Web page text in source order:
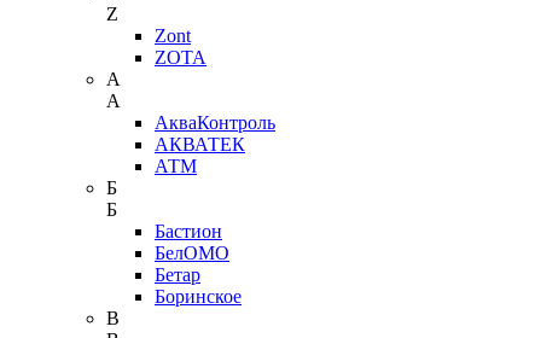
Z
Zont
ZOTA
А
А
АкваКонтроль
АКВАТЕК
АТМ
Б
Б
Бастион
БелОМО
Бетар
Боринское
В